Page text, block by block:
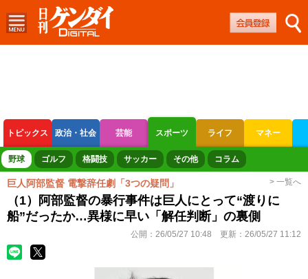
トピックス 政治・社会 芸能 スポーツ ライフ マネー
ボートレース 競輪 オートレース
野球 ゴルフ 格闘技 サッカー その他 コラム
巨人阿部監督 電撃辞任劇「3つの疑問」 > 一覧へ
（1）阿部監督の暴行事件は巨人にとって“渡りに
船”だったか…異様に早い「解任判断」の裏側
公開： 26/05/27 10:48 更新： 26/05/27 11:12